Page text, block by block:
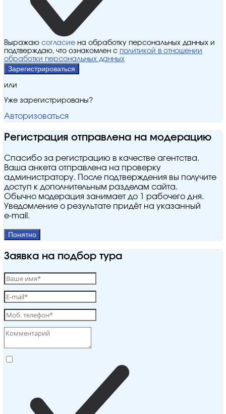
Выражаю согласие на обработку персональных данных и
подтверждаю, что ознакомлен с политикой в отношении
обработки персональных данных
Зарегистрироваться
или
Уже зарегистрированы?
Авторизоваться
Регистрация отправлена на модерацию
Спасибо за регистрацию в качестве агентства.
Ваша анкета отправлена на проверку
администратору. После подтверждения вы получите
доступ к дополнительным разделам сайта.
Обычно модерация занимает до 1 рабочего дня.
Уведомление о результате придёт на указанный
e‑mail.
Понятно
Заявка на подбор тура